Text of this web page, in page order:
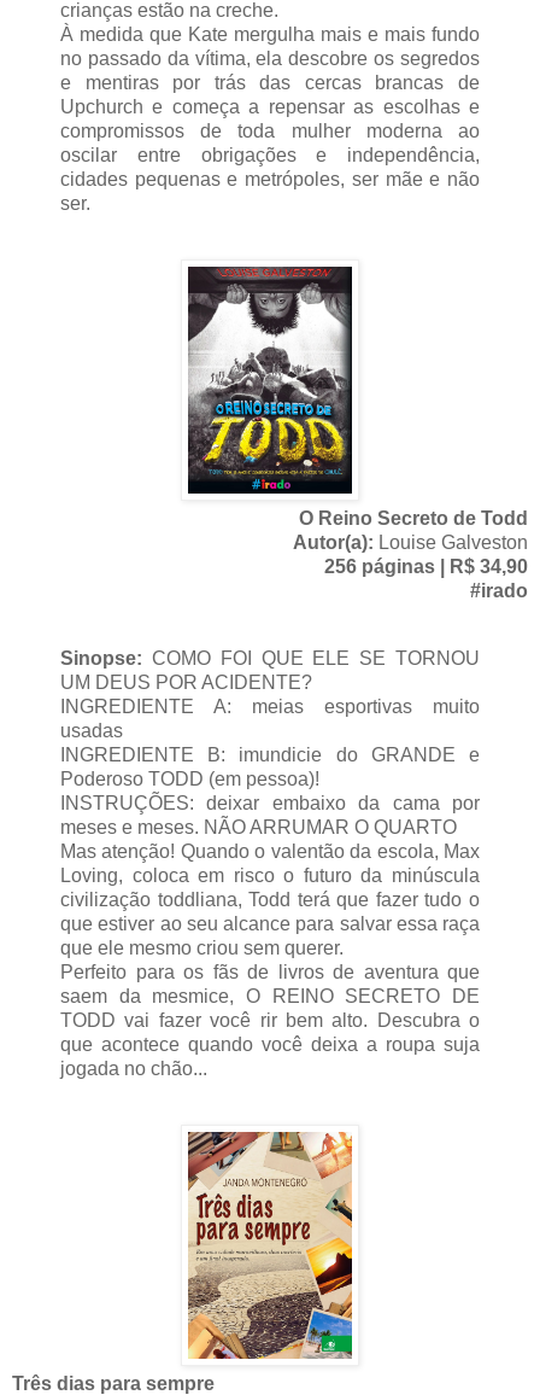
crianças estão na creche.
À medida que Kate mergulha mais e mais fundo
no passado da vítima, ela descobre os segredos
e mentiras por trás das cercas brancas de
Upchurch e começa a repensar as escolhas e
compromissos de toda mulher moderna ao
oscilar entre obrigações e independência,
cidades pequenas e metrópoles, ser mãe e não
ser.
O Reino Secreto de Todd
Autor(a): Louise Galveston
256 páginas | R$ 34,90
#irado
Sinopse: COMO FOI QUE ELE SE TORNOU
UM DEUS POR ACIDENTE?
INGREDIENTE A: meias esportivas muito
usadas
INGREDIENTE B: imundicie do GRANDE e
Poderoso TODD (em pessoa)!
INSTRUÇÕES: deixar embaixo da cama por
meses e meses. NÃO ARRUMAR O QUARTO
Mas atenção! Quando o valentão da escola, Max
Loving, coloca em risco o futuro da minúscula
civilização toddliana, Todd terá que fazer tudo o
que estiver ao seu alcance para salvar essa raça
que ele mesmo criou sem querer.
Perfeito para os fãs de livros de aventura que
saem da mesmice, O REINO SECRETO DE
TODD vai fazer você rir bem alto. Descubra o
que acontece quando você deixa a roupa suja
jogada no chão...
Três dias para sempre